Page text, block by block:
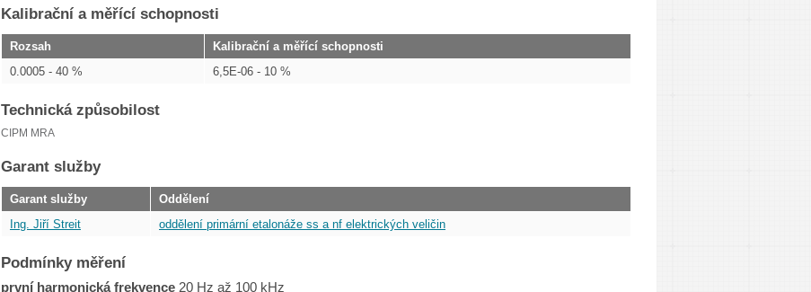
Kalibrační a měřící schopnosti
Rozsah
Kalibrační a měřící schopnosti
0.0005 - 40 %
6,5E-06 - 10 %
Technická způsobilost
CIPM MRA
Garant služby
Garant služby
Oddělení
Ing. Jiří Streit
oddělení primární etalonáže ss a nf elektrických veličin
Podmínky měření
první harmonická frekvence 20 Hz až 100 kHz